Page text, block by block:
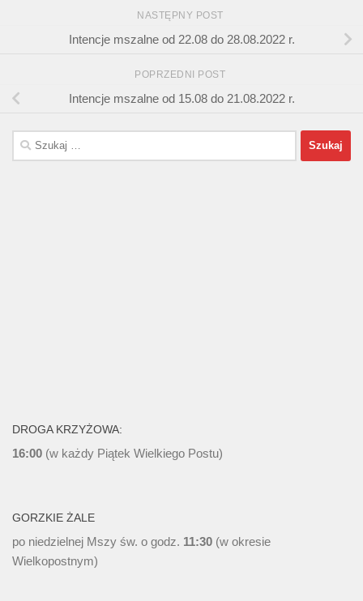
NASTĘPNY POST
Intencje mszalne od 22.08 do 28.08.2022 r.
POPRZEDNI POST
Intencje mszalne od 15.08 do 21.08.2022 r.
Szukaj:
DROGA KRZYŻOWA:
16:00 (w każdy Piątek Wielkiego Postu)
GORZKIE ŻALE
po niedzielnej Mszy św. o godz. 11:30 (w okresie
Wielkopostnym)